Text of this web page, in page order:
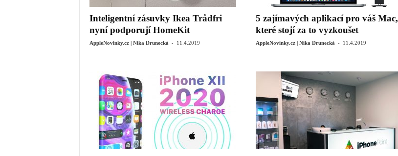
Inteligentní zásuvky Ikea Trådfri
nyní podporují HomeKit
AppleNovinky.cz | Nika Drunecká - 11.4.2019
5 zajímavých aplikací pro váš Mac,
které stojí za to vyzkoušet
AppleNovinky.cz | Nika Drunecká - 11.4.2019